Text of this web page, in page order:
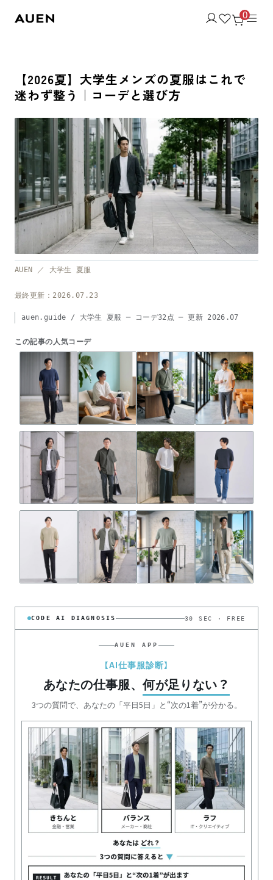
0
【2026夏】大学生メンズの夏服はこれで
迷わず整う｜コーデと選び方
AUEN ／ 大学生 夏服
最終更新：2026.07.23
auen.guide / 大学生 夏服 ─ コーデ32点 ─ 更新 2026.07
この記事の人気コーデ
CODE AI DIAGNOSIS 30 SEC · FREE
AUEN APP
【AI仕事服診断】
あなたの仕事服、何が足りない？
3つの質問で、あなたの「平日5日」と“次の1着”が分かる。